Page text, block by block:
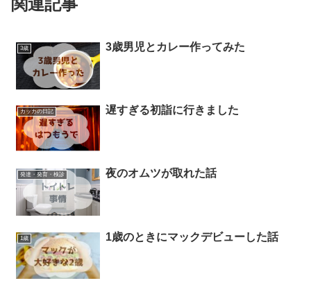
関連記事
3歳 3歳男児とカレー作ってみた
カッカの日記 遅すぎる初詣に行きました
発達・発育・検診 夜のオムツが取れた話
1歳 1歳のときにマックデビューした話